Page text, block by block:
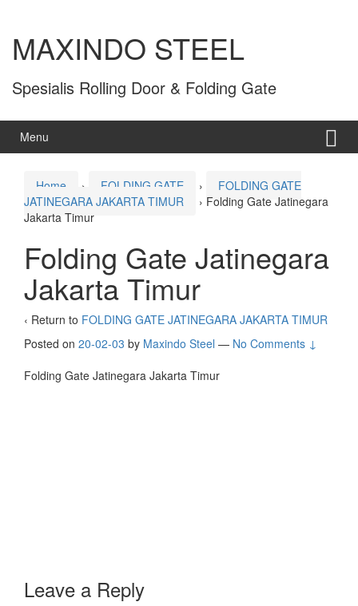
MAXINDO STEEL
Spesialis Rolling Door & Folding Gate
Menu
Home › FOLDING GATE ›
FOLDING GATE
JATINEGARA JAKARTA TIMUR
› Folding Gate Jatinegara
Jakarta Timur
Folding Gate Jatinegara
Jakarta Timur
‹ Return to FOLDING GATE JATINEGARA JAKARTA TIMUR
Posted on 20-02-03 by Maxindo Steel — No Comments ↓
Folding Gate Jatinegara Jakarta Timur
Leave a Reply